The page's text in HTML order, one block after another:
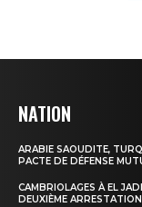
NATION
ARABIE SAOUDITE,
PACTE DE DÉFENSE
CAMBRIOLAGES À EL
DEUXIÈME ARRESTATION